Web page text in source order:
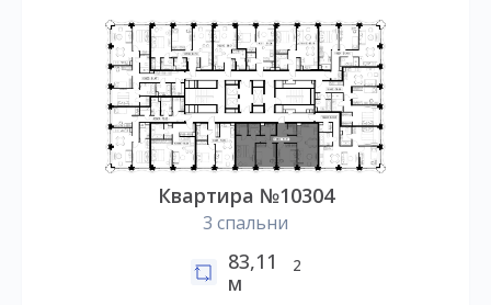
Квартира №10304
3 спальни
83,11
м
2